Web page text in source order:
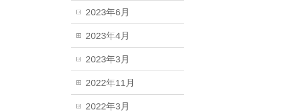
2023年6月
2023年4月
2023年3月
2022年11月
2022年3月